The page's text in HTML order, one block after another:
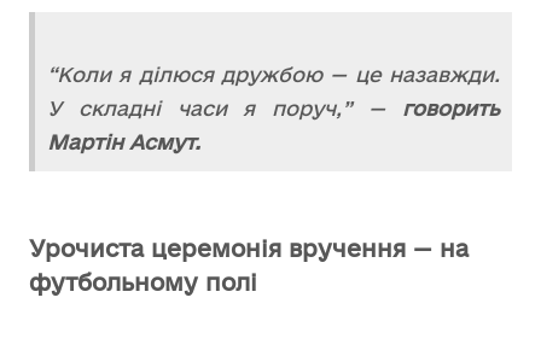
“Коли я ділюся дружбою — це назавжди.
У складні часи я поруч,” —говорить
Мартін Асмут.
Урочиста церемонія вручення — на
футбольному полі